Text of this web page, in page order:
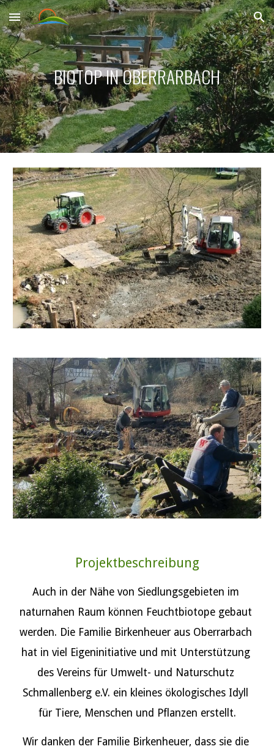
Skip to main content Skip to navigation
BIOTOP IN OBERRARBACH
Projektbeschreibung
Auch in der Nähe von Siedlungsgebieten im
naturnahen Raum können Feuchtbiotope gebaut
werden. Die Familie Birkenheuer aus Oberrarbach
hat in viel Eigeninitiative und mit Unterstützung
des Vereins für Umwelt- und Naturschutz
Schmallenberg e.V. ein kleines ökologisches Idyll
für Tiere, Menschen und Pflanzen erstellt.
Wir danken der Familie Birkenheuer, dass sie die